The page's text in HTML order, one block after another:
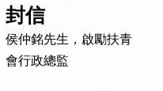
封信
侯仲銘先生，啟勵扶青
會行政總監